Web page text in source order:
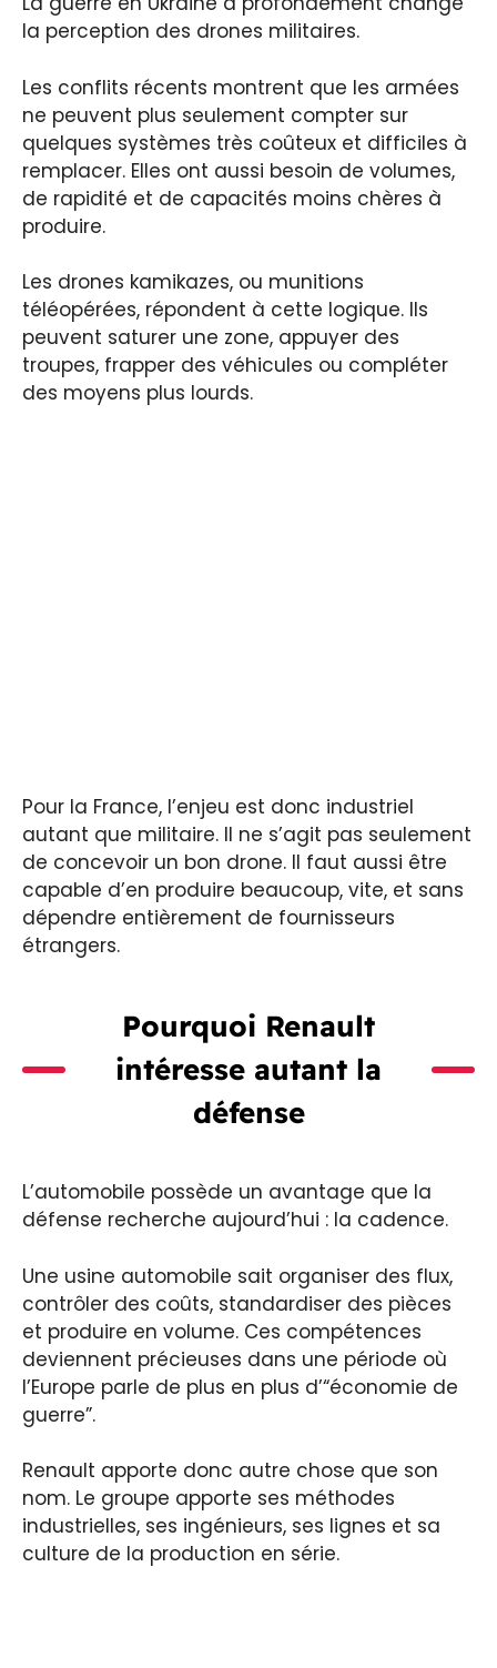
la perception des drones militaires.
Les conflits récents montrent que les armées
ne peuvent plus seulement compter sur
quelques systèmes très coûteux et difficiles à
remplacer. Elles ont aussi besoin de volumes,
de rapidité et de capacités moins chères à
produire.
Les drones kamikazes, ou munitions
téléopérées, répondent à cette logique. Ils
peuvent saturer une zone, appuyer des
troupes, frapper des véhicules ou compléter
des moyens plus lourds.
Pour la France, l’enjeu est donc industriel
autant que militaire. Il ne s’agit pas seulement
de concevoir un bon drone. Il faut aussi être
capable d’en produire beaucoup, vite, et sans
dépendre entièrement de fournisseurs
étrangers.
Pourquoi Renault
intéresse autant la
défense
L’automobile possède un avantage que la
défense recherche aujourd’hui : la cadence.
Une usine automobile sait organiser des flux,
contrôler des coûts, standardiser des pièces
et produire en volume. Ces compétences
deviennent précieuses dans une période où
l’Europe parle de plus en plus d’“économie de
guerre”.
Renault apporte donc autre chose que son
nom. Le groupe apporte ses méthodes
industrielles, ses ingénieurs, ses lignes et sa
culture de la production en série.